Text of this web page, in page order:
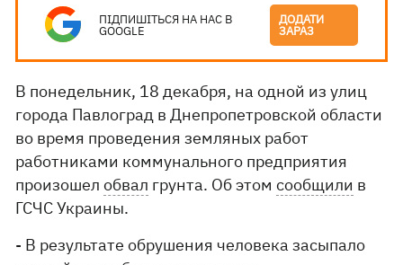
ПІДПИШІТЬСЯ НА НАС В
GOOGLE
ДОДАТИ
ЗАРАЗ
В понедельник, 18 декабря, на одной из улиц
города Павлоград в Днепропетровской области
во время проведения земляных работ
работниками коммунального предприятия
произошелобвал грунта. Об этомсообщили в
ГСЧС Украины.
- В результате обрушения человека засыпало